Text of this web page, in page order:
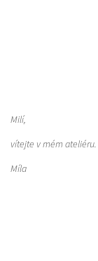
Milí,
vítejte v mém
Míla